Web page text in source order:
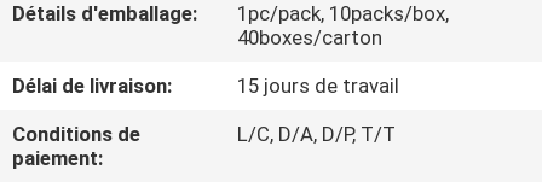
CONTRÔLE
QUALITÉ
Détails d'emballage:
1pc/pack, 10packs/box,
40boxes/carton
Délai de livraison:
15 jours de travail
Conditions de
paiement:
L/C, D/A, D/P, T/T